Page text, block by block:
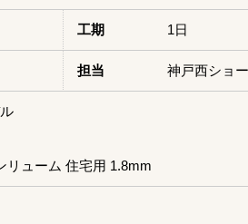
工期 1日
担当 神戸西ショ
リューム 住宅用 1.8mm